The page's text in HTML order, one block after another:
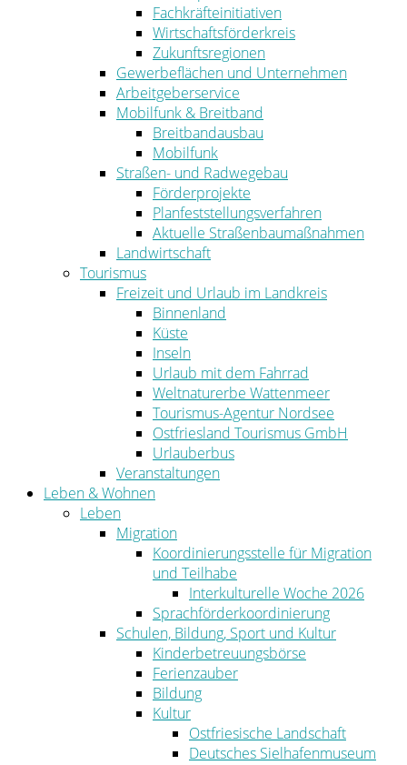
Fachkräfteinitiativen
Wirtschaftsförderkreis
Zukunftsregionen
Gewerbeflächen und Unternehmen
Arbeitgeberservice
Mobilfunk & Breitband
Breitbandausbau
Mobilfunk
Straßen- und Radwegebau
Förderprojekte
Planfeststellungsverfahren
Aktuelle Straßenbaumaßnahmen
Landwirtschaft
Tourismus
Freizeit und Urlaub im Landkreis
Binnenland
Küste
Inseln
Urlaub mit dem Fahrrad
Weltnaturerbe Wattenmeer
Tourismus-Agentur Nordsee
Ostfriesland Tourismus GmbH
Urlauberbus
Veranstaltungen
Leben & Wohnen
Leben
Migration
Koordinierungsstelle für Migration
und Teilhabe
Interkulturelle Woche 2026
Sprachförderkoordinierung
Schulen, Bildung, Sport und Kultur
Kinderbetreuungsbörse
Ferienzauber
Bildung
Kultur
Ostfriesische Landschaft
Deutsches Sielhafenmuseum